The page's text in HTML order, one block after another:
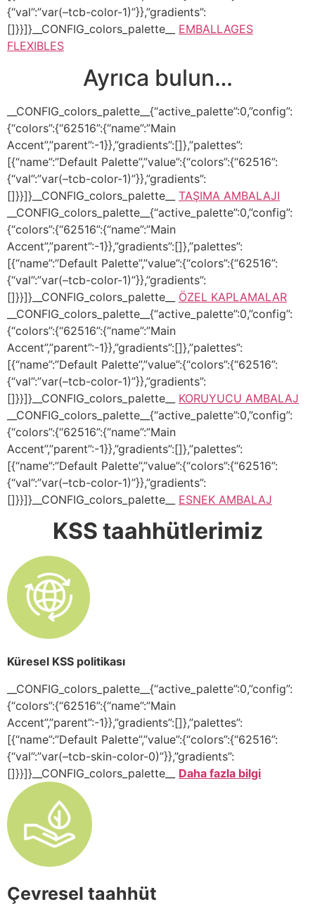
{“val”:”var(–tcb-color-1)”}},”gradients”:
[]}}]}__CONFIG_colors_palette__ EMBALLAGES
FLEXIBLES
Ayrıca bulun…
__CONFIG_colors_palette__{“active_palette”:0,”config”:
{“colors”:{“62516”:{“name”:”Main
Accent”,”parent”:-1}},”gradients”:[]},”palettes”:
[{“name”:”Default Palette”,”value”:{“colors”:{“62516”:
{“val”:”var(–tcb-color-1)”}},”gradients”:
[]}}]}__CONFIG_colors_palette__ TAŞIMA AMBALAJI
__CONFIG_colors_palette__{“active_palette”:0,”config”:
{“colors”:{“62516”:{“name”:”Main
Accent”,”parent”:-1}},”gradients”:[]},”palettes”:
[{“name”:”Default Palette”,”value”:{“colors”:{“62516”:
{“val”:”var(–tcb-color-1)”}},”gradients”:
[]}}]}__CONFIG_colors_palette__ ÖZEL KAPLAMALAR
__CONFIG_colors_palette__{“active_palette”:0,”config”:
{“colors”:{“62516”:{“name”:”Main
Accent”,”parent”:-1}},”gradients”:[]},”palettes”:
[{“name”:”Default Palette”,”value”:{“colors”:{“62516”:
{“val”:”var(–tcb-color-1)”}},”gradients”:
[]}}]}__CONFIG_colors_palette__ KORUYUCU AMBALAJ
__CONFIG_colors_palette__{“active_palette”:0,”config”:
{“colors”:{“62516”:{“name”:”Main
Accent”,”parent”:-1}},”gradients”:[]},”palettes”:
[{“name”:”Default Palette”,”value”:{“colors”:{“62516”:
{“val”:”var(–tcb-color-1)”}},”gradients”:
[]}}]}__CONFIG_colors_palette__ ESNEK AMBALAJ
KSS taahhütlerimiz
Küresel KSS politikası
__CONFIG_colors_palette__{“active_palette”:0,”config”:
{“colors”:{“62516”:{“name”:”Main
Accent”,”parent”:-1}},”gradients”:[]},”palettes”:
[{“name”:”Default Palette”,”value”:{“colors”:{“62516”:
{“val”:”var(–tcb-skin-color-0)”}},”gradients”:
[]}}]}__CONFIG_colors_palette__ Daha fazla bilgi
Çevresel taahhüt